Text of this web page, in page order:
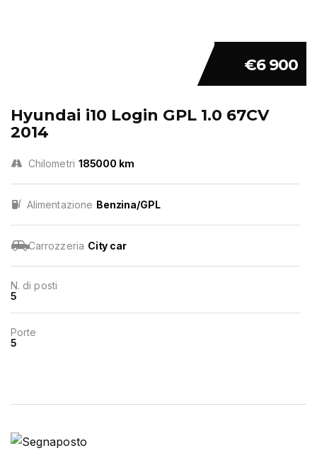
€6 900
Hyundai i10 Login GPL 1.0 67CV
2014
Chilometri 185000 km
Alimentazione Benzina/GPL
Carrozzeria City car
N. di posti
5
Porte
5